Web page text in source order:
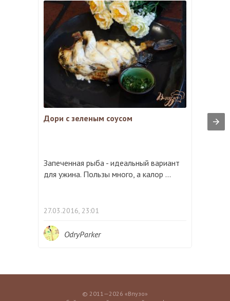
Дори с зеленым соусом
Запеченная рыба - идеальный вариант
для ужина. Пользы много, а калор ...
27.03.2016, 23:01
OdryParker
© 2011—2026 «Впузо»